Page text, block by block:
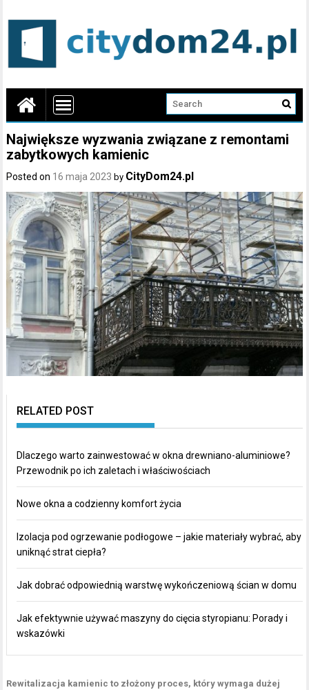
Największe wyzwania związane z remontami
zabytkowych kamienic
Posted on 16 maja 2023 by CityDom24.pl
RELATED POST
Dlaczego warto zainwestować w okna drewniano-aluminiowe?
Przewodnik po ich zaletach i właściwościach
Nowe okna a codzienny komfort życia
Izolacja pod ogrzewanie podłogowe – jakie materiały wybrać, aby
uniknąć strat ciepła?
Jak dobrać odpowiednią warstwę wykończeniową ścian w domu
Jak efektywnie używać maszyny do cięcia styropianu: Porady i
wskazówki
Rewitalizacja kamienic to złożony proces, który wymaga dużej